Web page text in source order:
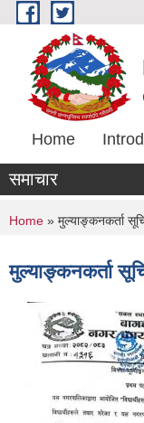
Skip to main content
Home
समाचार
You are
Home » मुल्याङ्कनकर्ता
मुल्याङ्कनकर्ता